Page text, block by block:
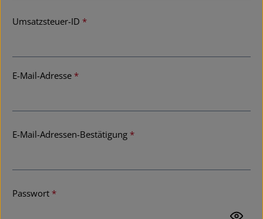
Umsatzsteuer-ID *
E-Mail-Adresse *
E-Mail-Adressen-Bestätigung *
Passwort *